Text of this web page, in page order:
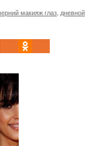
макияж глаз дневной